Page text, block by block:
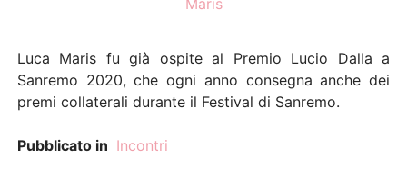
Luca Maris fu già ospite al Premio Lucio Dalla a
Sanremo 2020, che ogni anno consegna anche dei
premi collaterali durante il Festival di Sanremo.
Pubblicato in Incontri